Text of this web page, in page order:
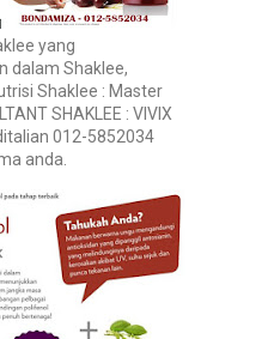
yang
dalam Shaklee,
Shaklee : Master
SHAKLEE : VIVIX
012-5852034
anda.